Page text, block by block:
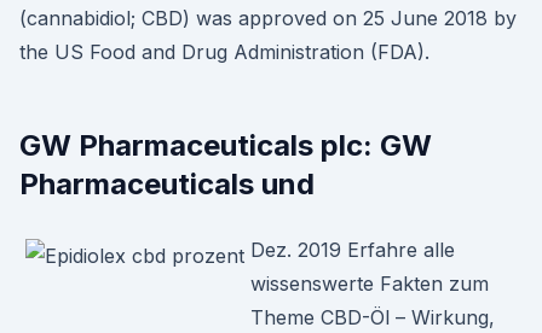
(cannabidiol; CBD) was approved on 25 June 2018 by
the US Food and Drug Administration (FDA).
GW Pharmaceuticals plc: GW
Pharmaceuticals und
Dez. 2019 Erfahre alle
wissenswerte Fakten zum
Theme CBD-Öl – Wirkung,